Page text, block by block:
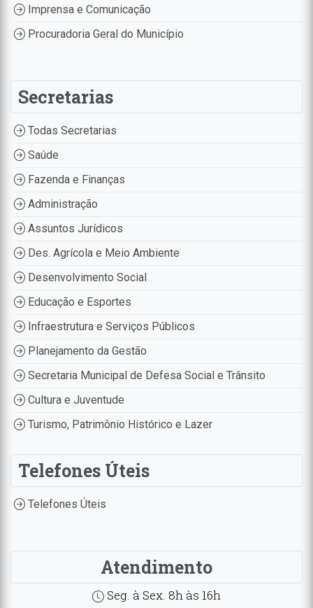
Imprensa e Comunicação
Procuradoria Geral do Município
Secretarias
Todas Secretarias
Saúde
Fazenda e Finanças
Administração
Assuntos Jurídicos
Des. Agrícola e Meio Ambiente
Desenvolvimento Social
Educação e Esportes
Infraestrutura e Serviços Públicos
Planejamento da Gestão
Secretaria Municipal de Defesa Social e Trânsito
Cultura e Juventude
Turismo, Patrimônio Histórico e Lazer
Telefones Úteis
Telefones Úteis
Atendimento
Seg. à Sex. 8h às 16h